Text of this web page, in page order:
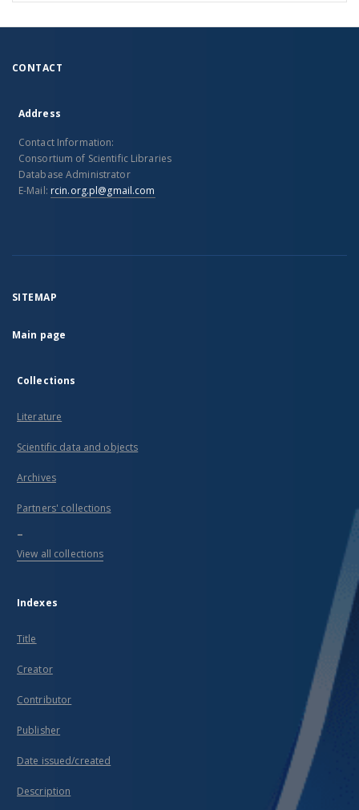
CONTACT
Address
Contact Information:
Consortium of Scientific Libraries
Database Administrator
E-Mail: rcin.org.pl@gmail.com
SITEMAP
Main page
Collections
Literature
Scientific data and objects
Archives
Partners' collections
...
View all collections
Indexes
Title
Creator
Contributor
Publisher
Date issued/created
Description